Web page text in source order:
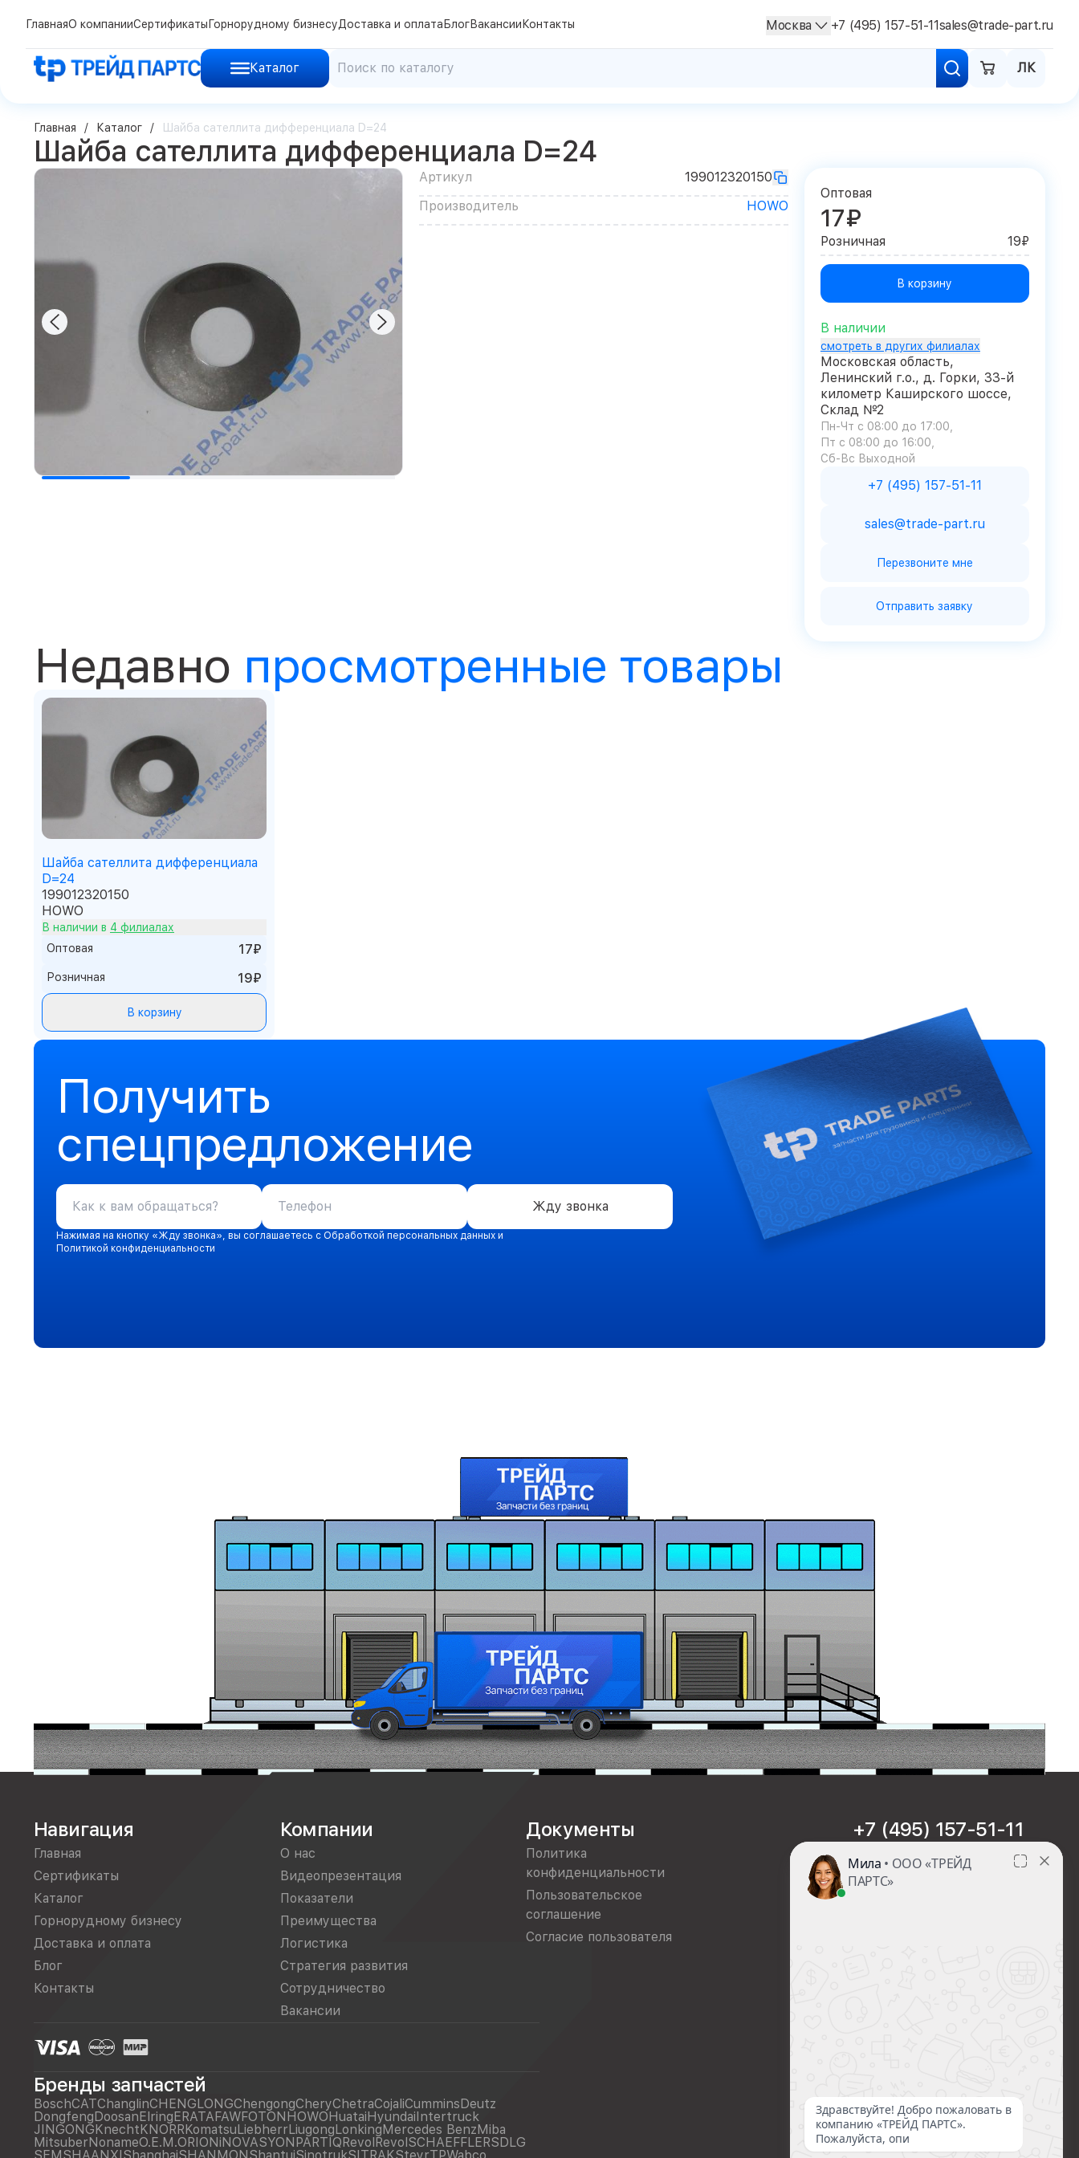
Каталог ЛК
ГлавнаяО компанииСертификаты Горнорудному бизнесуДоставка и оплата БлогВакансии Контакты Москва +7 (495) 157-51-11sales@trade-part.ru
Главная Каталог Шайба сателлита дифференциала D=24
Шайба сателлита дифференциала D=24
Артикул
199012320150
Производитель
HOWO
Оптовая
17₽
Розничная 19₽
В корзину
В наличии
смотреть в других филиалах
Московская область,
Ленинский г.о., д. Горки, 33-й
километр Каширского шоссе,
Склад №2
Пн-Чт с 08:00 до 17:00
Пт с 08:00 до 16:00
Сб-Вс Выходной
+7 (495) 157-51-11
sales@trade-part.ru
Перезвоните мне
Отправить заявку
Недавно просмотренные товары
Шайба сателлита дифференциала
D=24
199012320150
HOWO
В наличии в 4 филиалах
Оптовая
17₽
Розничная 19₽
В корзину
Получить
спецпредложение
Жду звонка
Нажимая на кнопку «Жду звонка», вы соглашаетесь с Обработкой персональных данных и
Политикой конфиденциальности
Навигация
Главная
Сертификаты
Каталог
Горнорудному бизнесу
Доставка и оплата
Блог
Контакты
Компании
О нас
Видеопрезентация
Показатели
Преимущества
Логистика
Стратегия развития
Сотрудничество
Вакансии
Документы
Политика
конфиденциальности
Пользовательское
соглашение
Согласие пользователя
+7 (495) 157-51-11
sales@trade-part.ru
Бренды запчастей
BoschCATChanglinCHENGLONGChengongCheryChetraCojaliCumminsDeutz
DongfengDoosanElringERATAFAWFOTONHOWOHuataiHyundaiIntertruck
JINGONGKnechtKNORRKomatsuLiebherrLiugongLonkingMercedes BenzMiba
MitsuberNonameO.E.M.ORIONiNOVASYONPARTIQRevolRevolSCHAEFFLERSDLG